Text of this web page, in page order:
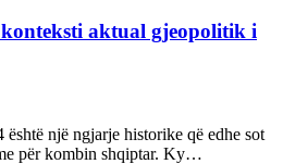
aktual gjeopolitik i
një ngjarje historike që edhe sot
për kombin shqiptar. Ky…